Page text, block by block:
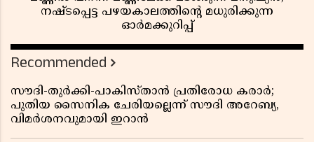
നഷ്ടപ്പെട്ട പഴയകാലത്തിൻ്റെ മധുരിക്കുന്ന
ഓർമക്കുറിപ്പ്
Recommended
സൗദി-തുർക്കി-പാകിസ്താൻ പ്രതിരോധ കരാർ;
പുതിയ സൈനിക ചേരിയല്ലെന്ന് സൗദി അറേബ്യ,
വിമർശനവുമായി ഇറാൻ